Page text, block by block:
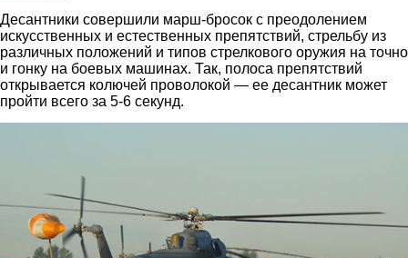
Десантники совершили марш-бросок с преодолением
искусственных и естественных препятствий, стрельбу из
различных положений и типов стрелкового оружия на
и гонку на боевых машинах. Так, полоса препятствий
открывается колючей проволокой — ее десантник может
пройти всего за 5-6 секунд.